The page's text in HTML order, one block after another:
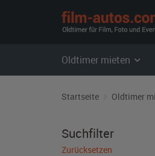
Oldtimer mieten
Startseite Oldtimer
Suchfilter
Zurücksetzen